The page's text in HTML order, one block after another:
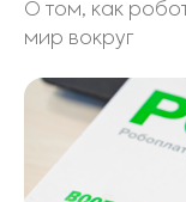
О том, как
мир вокруг